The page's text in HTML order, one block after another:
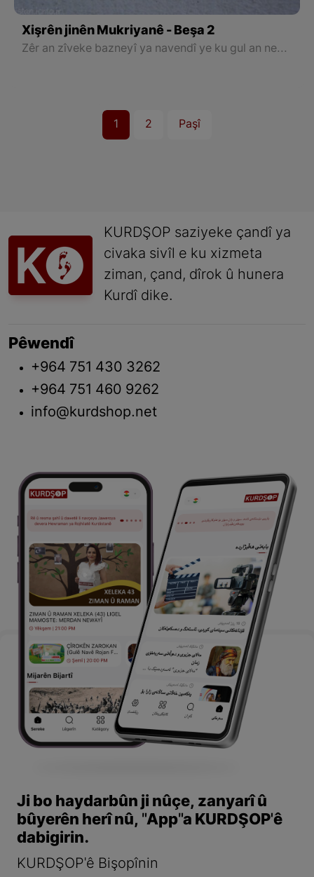
Xişrên jinên Mukriyanê - Beşa 2
Zêr an zîveke bazneyî ya navendî ye ku gul an nexşek li ser heye û herweha niqêmeke şîn ya biçûk pê ve dikin û binê vê nîv bazin e ye, bendokeyeke taybet heye ku ji herdu aliyên cênîkê ve dixin guhê xwe.
1 2 Paşî
KURDŞOP saziyeke çandî ya
civaka sivîl e ku xizmeta
ziman, çand, dîrok û hunera
Kurdî dike.
Pêwendî
+964 751 430 3262
+964 751 460 9262
info@kurdshop.net
Ji bo haydarbûn ji nûçe, zanyarî û
bûyerên herî nû, "App"a KURDŞOP'ê
dabigirin.
KURDŞOP'ê Bişopînin